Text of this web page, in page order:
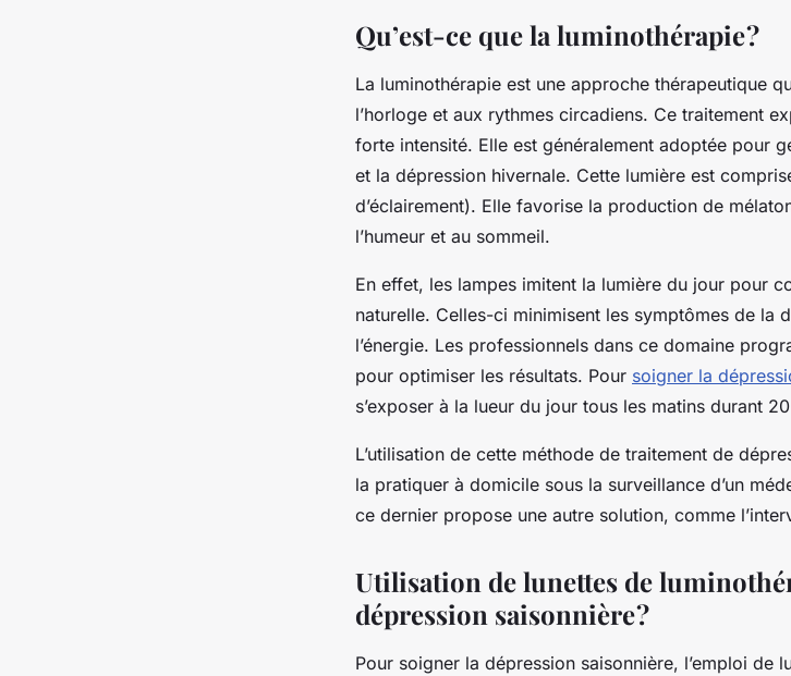
Qu’est-ce que la luminothérapie ?
La luminothérapie est une approche thérapeutique
l’horloge et aux rythmes circadiens. Ce traitement
forte intensité. Elle est généralement adoptée pour
et la dépression hivernale. Cette lumière est
d’éclairement). Elle favorise la production de
l’humeur et au sommeil.
En effet, les lampes imitent la lumière du jour pour
naturelle. Celles-ci minimisent les symptômes de la
l’énergie. Les professionnels dans ce domaine
pour optimiser les résultats. Pour soigner la
s’exposer à la lueur du jour tous les matins durant
L’utilisation de cette méthode de traitement de
la pratiquer à domicile sous la surveillance d’un
ce dernier propose une autre solution, comme
Utilisation de lunettes de
dépression saisonnière ?
Pour soigner la dépression saisonnière, l’emploi de